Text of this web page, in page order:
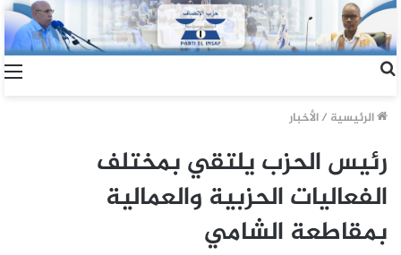
الرئيسية /الأخبار
رئيس الحزب يلتقي بمختلف
الفعاليات الحزبية والعمالية
بمقاطعة الشامي